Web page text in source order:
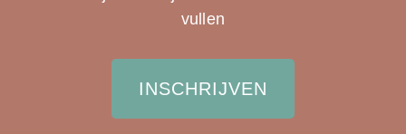
vullen
INSCHRIJVEN